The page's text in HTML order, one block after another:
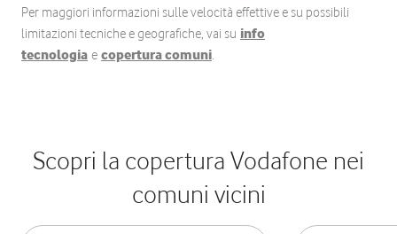
Per maggiori informazioni sulle velocità effettive e su possibili
limitazioni tecniche e geografiche, vai su info
tecnologia e copertura comuni.
Scopri la copertura Vodafone nei
comuni vicini